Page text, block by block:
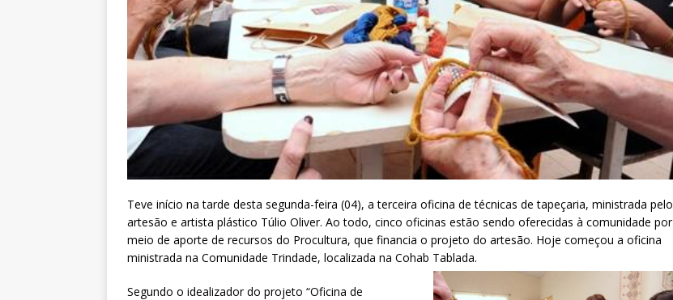
Teve início na tarde desta segunda-feira (04), a terceira oficina de técnicas de tapeçaria, ministrada pelo
artesão e artista plástico Túlio Oliver. Ao todo, cinco oficinas estão sendo oferecidas à comunidade por
meio de aporte de recursos do Procultura, que financia o projeto do artesão. Hoje começou a oficina
ministrada na Comunidade Trindade, localizada na Cohab Tablada.
Segundo o idealizador do projeto “Oficina de